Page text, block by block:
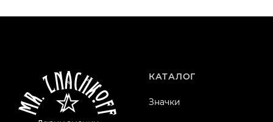
КАТАЛОГ
Значки